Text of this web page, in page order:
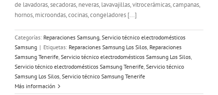
de lavadoras, secadoras, neveras, lavavajillas, vitrocerámicas, campanas,
hornos, microondas, cocinas, congeladores [...]
Categorías: Reparaciones Samsung, Servicio técnico electrodomésticos
Samsung | Etiquetas: Reparaciones Samsung Los Silos, Reparaciones
Samsung Tenerife, Servicio técnico electrodomésticos Samsung Los Silos,
Servicio técnico electrodomésticos Samsung Tenerife, Servicio técnico
Samsung Los Silos, Servicio técnico Samsung Tenerife
Más información